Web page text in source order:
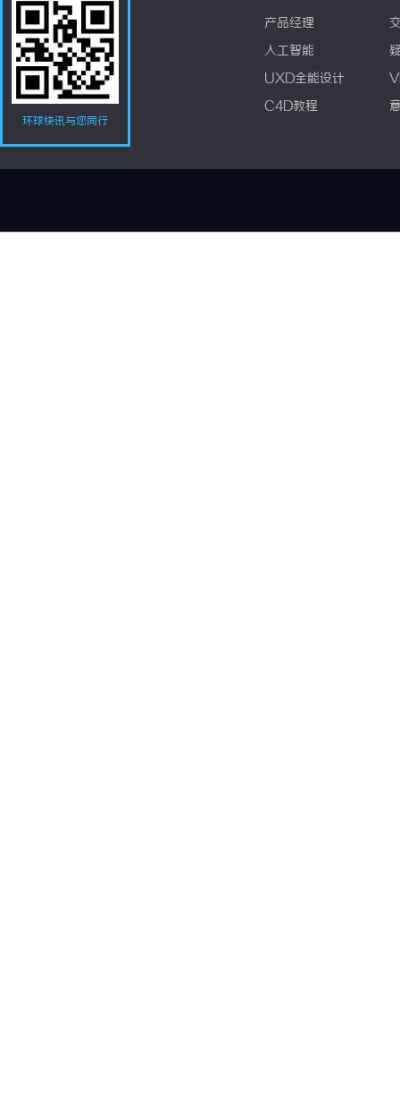
环球快讯与您同行
产品经理
人工智能
UXD全能设计
C4D教程